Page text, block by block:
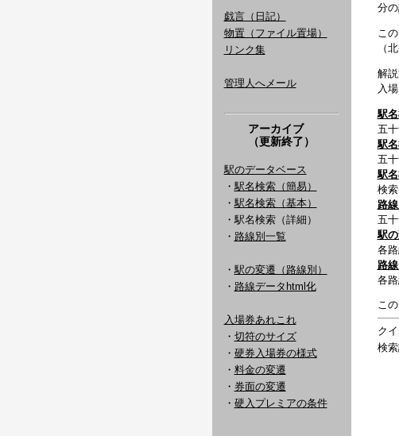
戯言（日記）
物置（ファイル置場）
リンク集
管理人へメール
アーカイブ
（更新終了）
駅のデータベース
・ 駅名検索（簡易）
・ 駅名検索（基本）
・駅名検索（詳細）
・ 路線別一覧
・ 駅の変遷（路線別）
・ 路線データhtml化
入場券あれこれ
・ 切符のサイズ
・ 硬券入場券の様式
・ 料金の変遷
・ 券面の変遷
・ 硬入プレミアの条件
分
こ
（
解
入
駅名
五
駅名
五
駅名
検
路
五
駅の
各
路
各
こ
ク
検